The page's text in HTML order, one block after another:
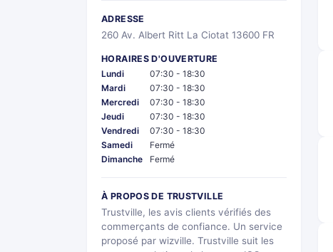
ADRESSE
260 Av. Albert Ritt La Ciotat 13600 FR
HORAIRES D'OUVERTURE
Lundi
07:30 - 18:30
Mardi
07:30 - 18:30
Mercredi
07:30 - 18:30
Jeudi
07:30 - 18:30
Vendredi
07:30 - 18:30
Samedi
Fermé
Dimanche
Fermé
À PROPOS DE TRUSTVILLE
Trustville, les avis clients vérifiés des
commerçants de confiance. Un service
proposé par wizville. Trustville suit les